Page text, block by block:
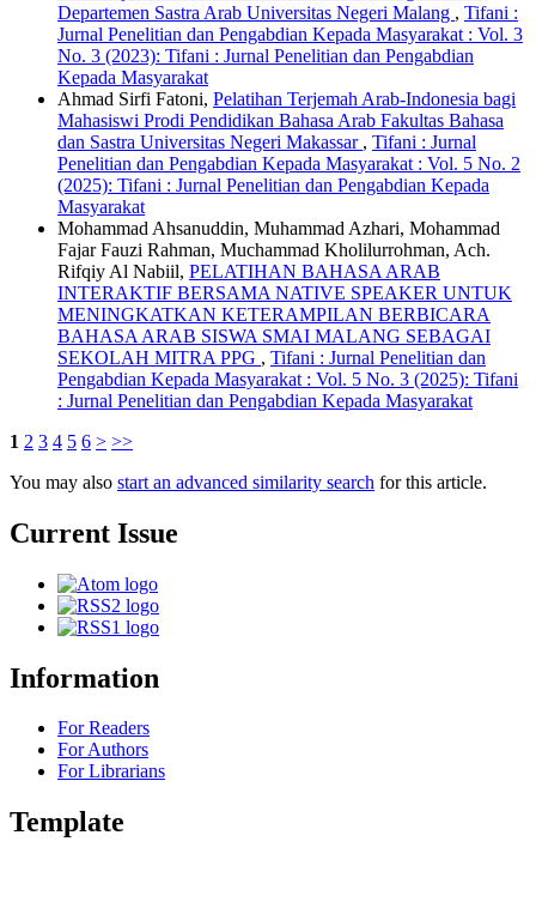
Departemen Sastra Arab Universitas Negeri Malang , Tifani :
Jurnal Penelitian dan Pengabdian Kepada Masyarakat : Vol. 3
No. 3 (2023): Tifani : Jurnal Penelitian dan Pengabdian
Kepada Masyarakat
Ahmad Sirfi Fatoni, Pelatihan Terjemah Arab-Indonesia bagi
Mahasiswi Prodi Pendidikan Bahasa Arab Fakultas Bahasa
dan Sastra Universitas Negeri Makassar , Tifani : Jurnal
Penelitian dan Pengabdian Kepada Masyarakat : Vol. 5 No. 2
(2025): Tifani : Jurnal Penelitian dan Pengabdian Kepada
Masyarakat
Mohammad Ahsanuddin, Muhammad Azhari, Mohammad
Fajar Fauzi Rahman, Muchammad Kholilurrohman, Ach.
Rifqiy Al Nabiil, PELATIHAN BAHASA ARAB
INTERAKTIF BERSAMA NATIVE SPEAKER UNTUK
MENINGKATKAN KETERAMPILAN BERBICARA
BAHASA ARAB SISWA SMAI MALANG SEBAGAI
SEKOLAH MITRA PPG , Tifani : Jurnal Penelitian dan
Pengabdian Kepada Masyarakat : Vol. 5 No. 3 (2025): Tifani
: Jurnal Penelitian dan Pengabdian Kepada Masyarakat
1 2 3 4 5 6 > >>
You may also start an advanced similarity search for this article.
Current Issue
Information
For Readers
For Authors
For Librarians
Template